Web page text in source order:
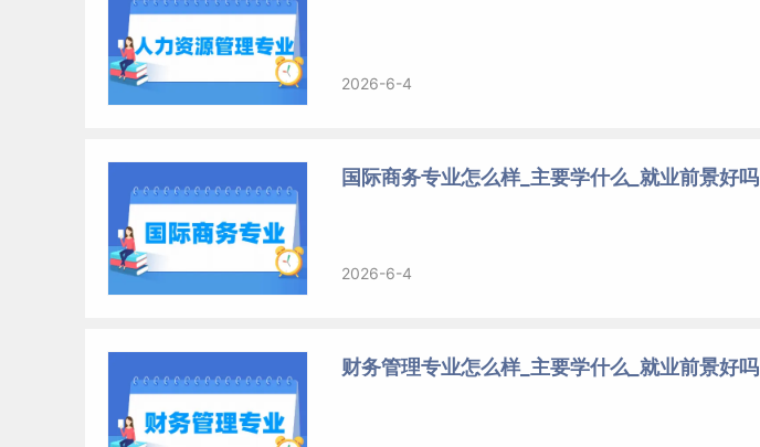
2026-6-4
国际商务专业怎么样_主要学什么_就业前景好吗
2026-6-4
财务管理专业怎么样_主要学什么_就业前景好吗